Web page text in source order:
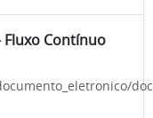
Fluxo Contínuo